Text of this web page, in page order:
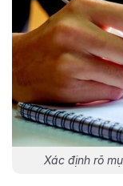
Xác định rõ